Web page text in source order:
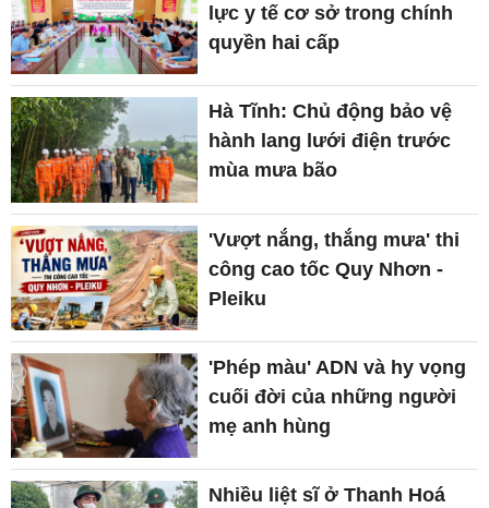
lực y tế cơ sở trong chính
quyền hai cấp
Hà Tĩnh: Chủ động bảo vệ
hành lang lưới điện trước
mùa mưa bão
'Vượt nắng, thắng mưa' thi
công cao tốc Quy Nhơn -
Pleiku
'Phép màu' ADN và hy vọng
cuối đời của những người
mẹ anh hùng
Nhiều liệt sĩ ở Thanh Hoá